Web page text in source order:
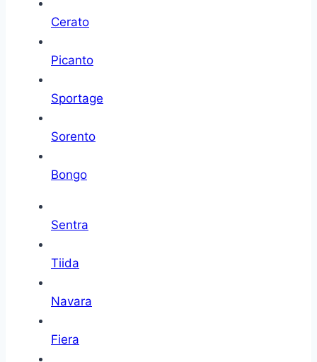
Cerato
Picanto
Sportage
Sorento
Bongo
Sentra
Tiida
Navara
Fiera